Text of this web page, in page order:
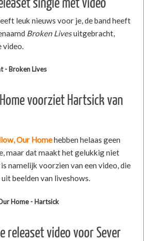
single met video
leuk nieuws voor je, de band heeft
Broken Livesuitgebracht,
video.
- Broken Lives
voorziet Hartsick van
Our Homehebben helaas geen
maar dat maakt het gelukkig niet
namelijk voorzien van een video, die
beelden van liveshows.
Home - Hartsick
releaset video voor Sever